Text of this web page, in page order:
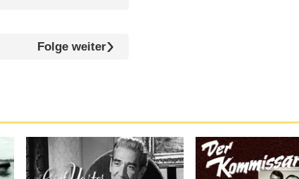
Folge weiter